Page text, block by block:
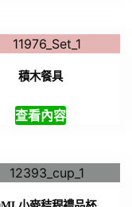
積木餐具
查看內容